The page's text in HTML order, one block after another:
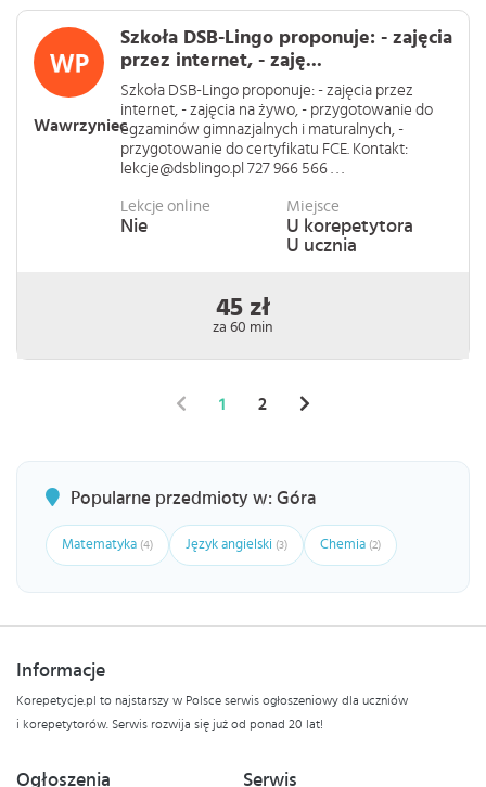
Wawrzyniec
Szkoła DSB-Lingo proponuje: - zajęcia
przez internet, - zaję...
Szkoła DSB-Lingo proponuje: - zajęcia przez
internet, - zajęcia na żywo, - przygotowanie do
egzaminów gimnazjalnych i maturalnych, -
przygotowanie do certyfikatu FCE. Kontakt:
lekcje@dsblingo.pl 727 966 566 . . .
Lekcje online
Nie
Miejsce
U korepetytora
U ucznia
45 zł
za 60 min
1 2
Popularne przedmioty w: Góra
Matematyka (4) Język angielski (3) Chemia (2)
Informacje
Korepetycje.pl to najstarszy w Polsce serwis ogłoszeniowy dla uczniów
i korepetytorów. Serwis rozwija się już od ponad 20 lat!
Ogłoszenia Serwis